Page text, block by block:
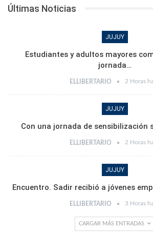
Últimas Noticias
JUJUY
Estudiantes y adultos mayores
jornada…
ELLIBERTARIO 2 Horas
JUJUY
Con una jornada de sensibilización
ELLIBERTARIO 2 Horas
JUJUY
Encuentro. Sadir recibió a jóvenes
ELLIBERTARIO 3 Horas
CARGAR MÁS ENTRADAS